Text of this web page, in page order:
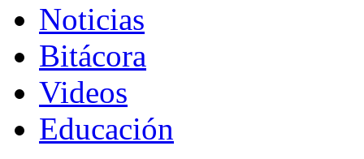
Noticias
Bitácora
Videos
Educación